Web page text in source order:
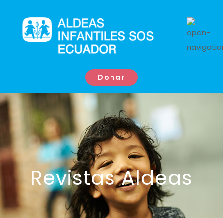
Donar
Revistas Aldeas